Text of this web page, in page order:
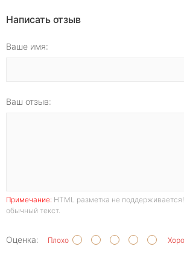
Написать отзыв
Ваше имя:
Ваш отзыв:
Примечание: HTML разметка не
обычный текст.
Оценка: Плохо